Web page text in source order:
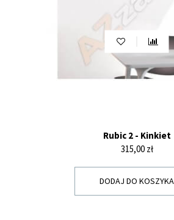
Rubic 2 - Kinkiet
Cena
315,00 zł
DODAJ DO KOSZYKA